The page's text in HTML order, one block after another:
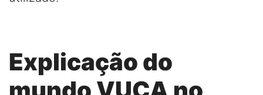
Explicação do